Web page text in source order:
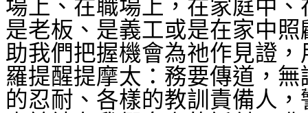
場上、在職場上，在家庭中
是老板、是義工或是在家中
助我們把握機會為祂作見證
羅提醒提摩太：務要傳道，
的忍耐、各樣的教訓責備人